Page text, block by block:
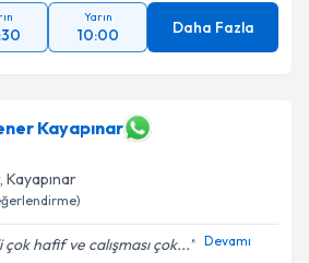
Yarın
10:00 Daha Fazla
Kayapınar
, Kayapınar
hafif ve calışması çok... Devamı